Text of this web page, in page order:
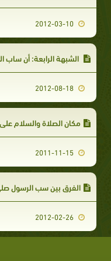
الشبهة الرابعة: أن ساب النبي يكفر
مكان الصلاة والسلام
الفرق بين سب الرسول